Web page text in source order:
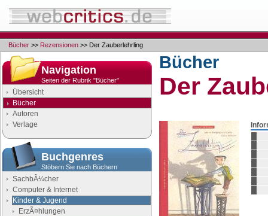
Bücher >> Rezensionen >> Der Zauberlehrling
Navigation
Seiten der Rubrik "Bücher"
Übersicht
Bücher
Autoren
Verlage
Buchgenres
Stöbern Sie nach Büchern
SachbÃ¼cher
Computer & Internet
Kinder & Jugend
ErzÃ¤hlungen
Bücher
Der